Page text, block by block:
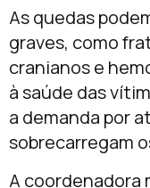
As quedas
graves, como
cranianos e
à saúde das
a demanda por
sobrecarregam
A coordenadora